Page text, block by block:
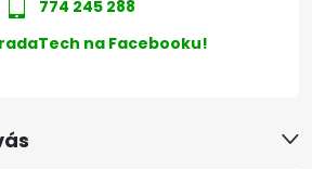
774 245 288
na Facebooku!